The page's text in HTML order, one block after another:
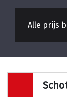
Alle prijs